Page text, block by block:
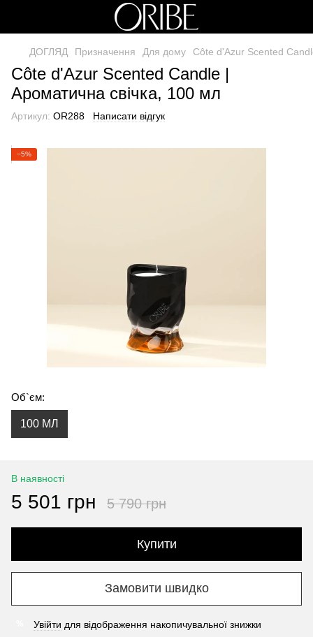
ДОГЛЯД Призначення Для дому Côte d'Azur Scented
Côte d'Azur Scented Candle |
Ароматична свічка, 100 мл
Артикул: OR288 Написати відгук
−5%
Об`єм:
100 МЛ
В наявності
5 501 грн 5 790 грн
Купити
Замовити швидко
Увійти для відображення накопичувальної знижки